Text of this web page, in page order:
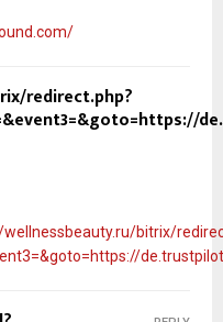
redirect.php?
wellnessbeauty.ru/bitrix/